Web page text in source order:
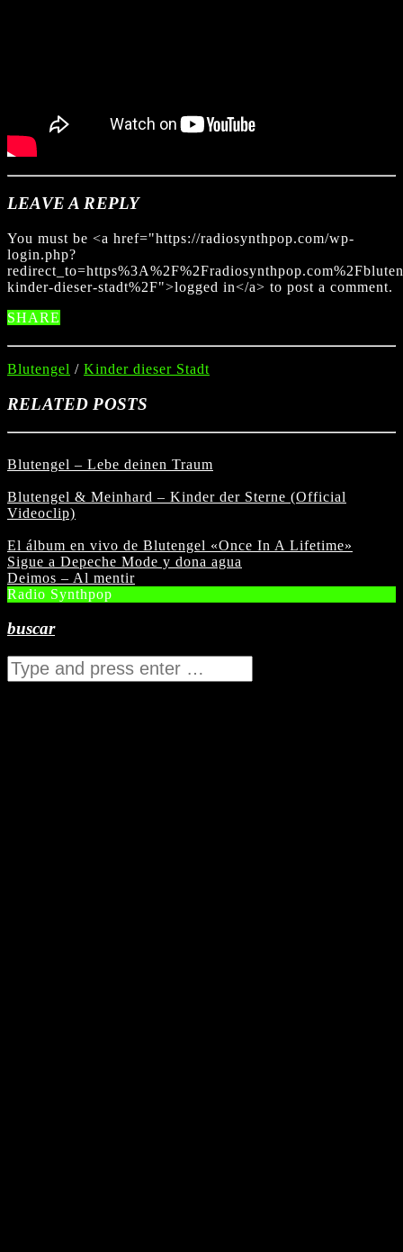
LEAVE A REPLY
You must be <a href="https://radiosynthpop.com/wp-
login.php?
kinder-dieser-stadt%2F">logged in</a> to post a comment.
SHARE
Blutengel / Kinder dieser Stadt
RELATED POSTS
Blutengel – Lebe deinen Traum
Blutengel & Meinhard – Kinder der Sterne (Official
Videoclip)
El álbum en vivo de Blutengel «Once In A Lifetime»
Sigue a Depeche Mode y dona agua
Deimos – Al mentir
Radio Synthpop
buscar